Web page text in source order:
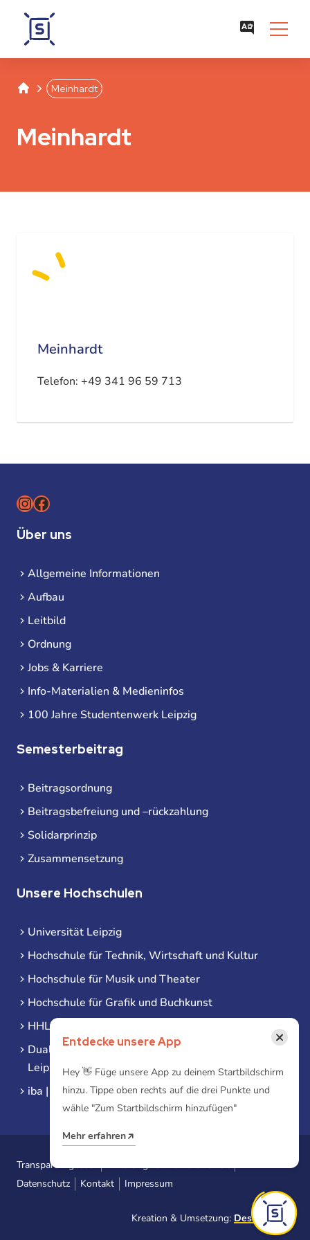
Studentenwerk Leipzig
SeparatorMeinhardt
Meinhardt
Meinhardt
Telefon: +49 341 96 59 713
Instagram
Facebook
Über uns
Allgemeine Informationen
Aufbau
Leitbild
Ordnung
Jobs & Karriere
Info-Materialien & Medieninfos
100 Jahre Studentenwerk Leipzig
Semesterbeitrag
Beitragsordnung
Beitragsbefreiung und –rückzahlung
Solidarprinzip
Zusammensetzung
Unsere Hochschulen
Universität Leipzig
Hochschule für Technik, Wirtschaft und Kultur
Hochschule für Musik und Theater
Hochschule für Grafik und Buchkunst
HHL Leipzig
Duale Hochschule Sachsen (DHSN) am Standort
Leipzig
iba | Campus Leipzig
Transparenzgesetz
Erklärung zur Barrierefreiheit
Datenschutz
Kontakt Impressum
Kreation & Umsetzung: Designtoasty
Entdecke unsere App ×
Hey 👋 Füge unsere App zu deinem Startbildschirm
hinzu. Tippe oben rechts auf die drei Punkte und
wähle "Zum Startbildschirm hinzufügen"
Mehr erfahren